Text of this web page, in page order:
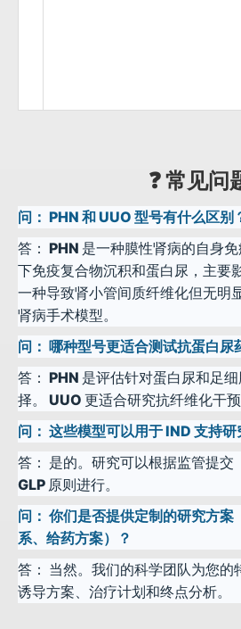
❓ 常见问
问： PHN 和 UUO 型号有什么区别
答： PHN 是一种膜性肾病的自身
下免疫复合物沉积和蛋白尿，主要
一种导致肾小管间质纤维化但无明
肾病手术模型。
问： 哪种型号更适合测试抗蛋白尿
答： PHN 是评估针对蛋白尿和足
择。 UUO 更适合研究抗纤维化干预
问： 这些模型可以用于 IND 支持研
答： 是的。研究可以根据监管提交
GLP 原则进行。
问： 你们是否提供定制的研究方案
系、给药方案）？
答： 当然。我们的科学团队为您的
诱导方案、治疗计划和终点分析。